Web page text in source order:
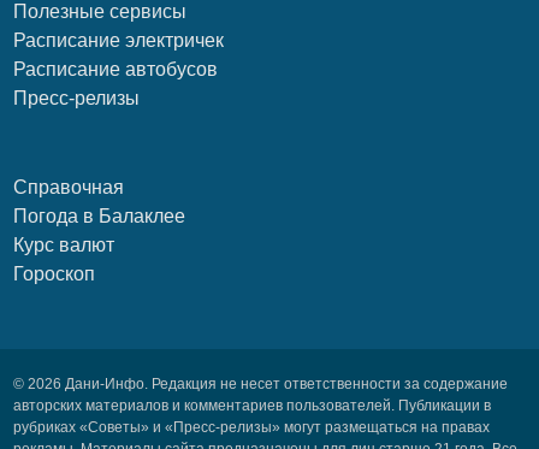
Полезные сервисы
Расписание электричек
Расписание автобусов
Пресс-релизы
Справочная
Погода в Балаклее
Курс валют
Гороскоп
© 2026 Дани-Инфо. Редакция не несет ответственности за содержание
авторских материалов и комментариев пользователей. Публикации в
рубриках «Советы» и «Пресс-релизы» могут размещаться на правах